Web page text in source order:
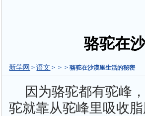
骆驼在
新学网 >语文 > > >骆驼在沙漠里生活的秘密
因为骆驼都有驼峰
驼就靠从驼峰里吸收